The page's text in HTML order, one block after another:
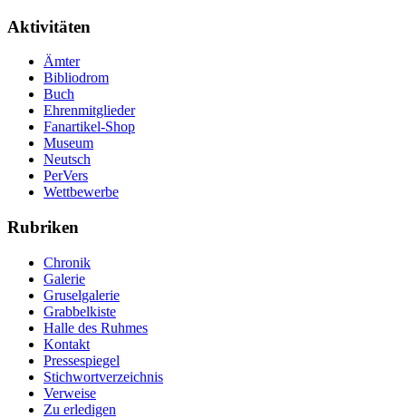
Aktivitäten
Ämter
Bibliodrom
Buch
Ehrenmitglieder
Fanartikel-Shop
Museum
Neutsch
PerVers
Wettbewerbe
Rubriken
Chronik
Galerie
Gruselgalerie
Grabbelkiste
Halle des Ruhmes
Kontakt
Pressespiegel
Stichwortverzeichnis
Verweise
Zu erledigen